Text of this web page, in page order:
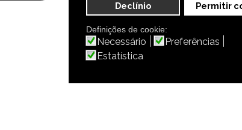
Declínio Permitir
Definições de cookie:
Necessário
Preferências
Estatística
Spazzaneve - Joystick